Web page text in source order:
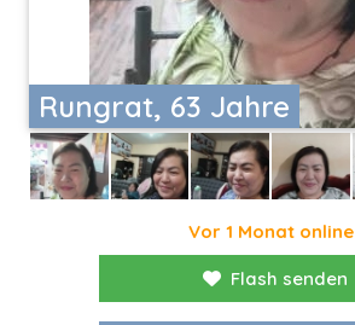
Rungrat, 63 Jahre
Vor 1 Monat online
Flash senden